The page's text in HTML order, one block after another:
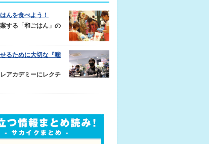
んを食べよう！
する「和ごはん」の
るために大切な『噛
アカデミーにレクチ